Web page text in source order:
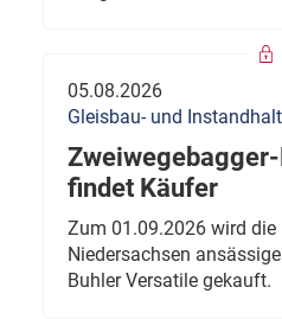
05.08.2026
Gleisbau- und
findet Käufer
Zum 01.09.2026 wird die
Niedersachsen
Buhler Versatile gekauft.